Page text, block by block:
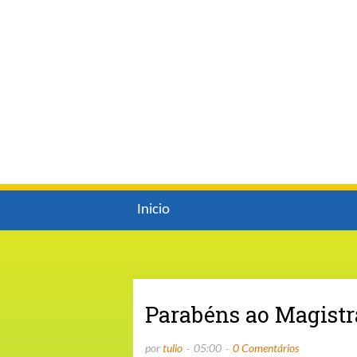
Inicio
Parabéns ao
portulio 05:00 0 Comentários